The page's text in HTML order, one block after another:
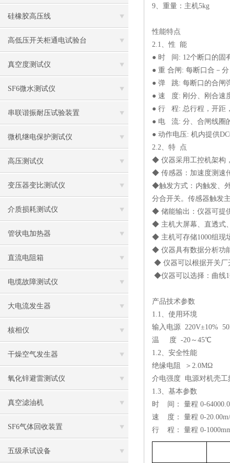
硅橡胶高压线
高低压开关柜通电试验台
真空度测试仪
SF6微水测试仪
串联谐振耐压试验装置
微机继电保护测试仪
高压测试仪
变压器变比测试仪
介质损耗测试仪
管状电加热器
直流电阻箱
电缆故障测试仪
大电流发生器
核相仪
干燥空气发生器
氧化锌避雷测试仪
真空滤油机
SF6气体回收装置
五级承试设备
9、重量：主机5kg
性能特点
2.1、性 能
● 时 间: 12个断口的固
● 重 合闸: 每断口合－
● 弹 跳: 每断口的合闸
● 速 度: 刚分、刚合速
● 行 程: 总行程，开距
● 电 流: 分、合闸线圈
● 动作电压: 机内提供
2.2、特 点
◆ 仪器采用工控机架构
◆ 传感器：加速度测速
◆触发方式：内触发、
分合开关。传感器触发
◆ 储能输出：仪器可提
◆ 主机大屏幕、直透式
◆ 主机可存储1000组现
◆ 仪器具有数据分析功
◆ 仪器可以根据开关厂
◆仪器可以选择：曲线
产品技术参数
1.1、使用环境
输入电源 220V±10%
温
度 -20～45℃
1.2、安全性能
绝缘电阻
＞ 2.0MΩ
介电强度 电源对机壳工
1.3、基本参数
时
间： 量程 0-
速
度： 量程 0-
行
程： 量程 0-